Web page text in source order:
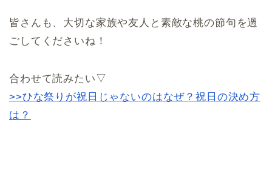
皆さんも、大切な家族や友人と素敵な桃の節句を過
ごしてくださいね！
合わせて読みたい▽
>>ひな祭りが祝日じゃないのはなぜ？祝日の決め方
は？